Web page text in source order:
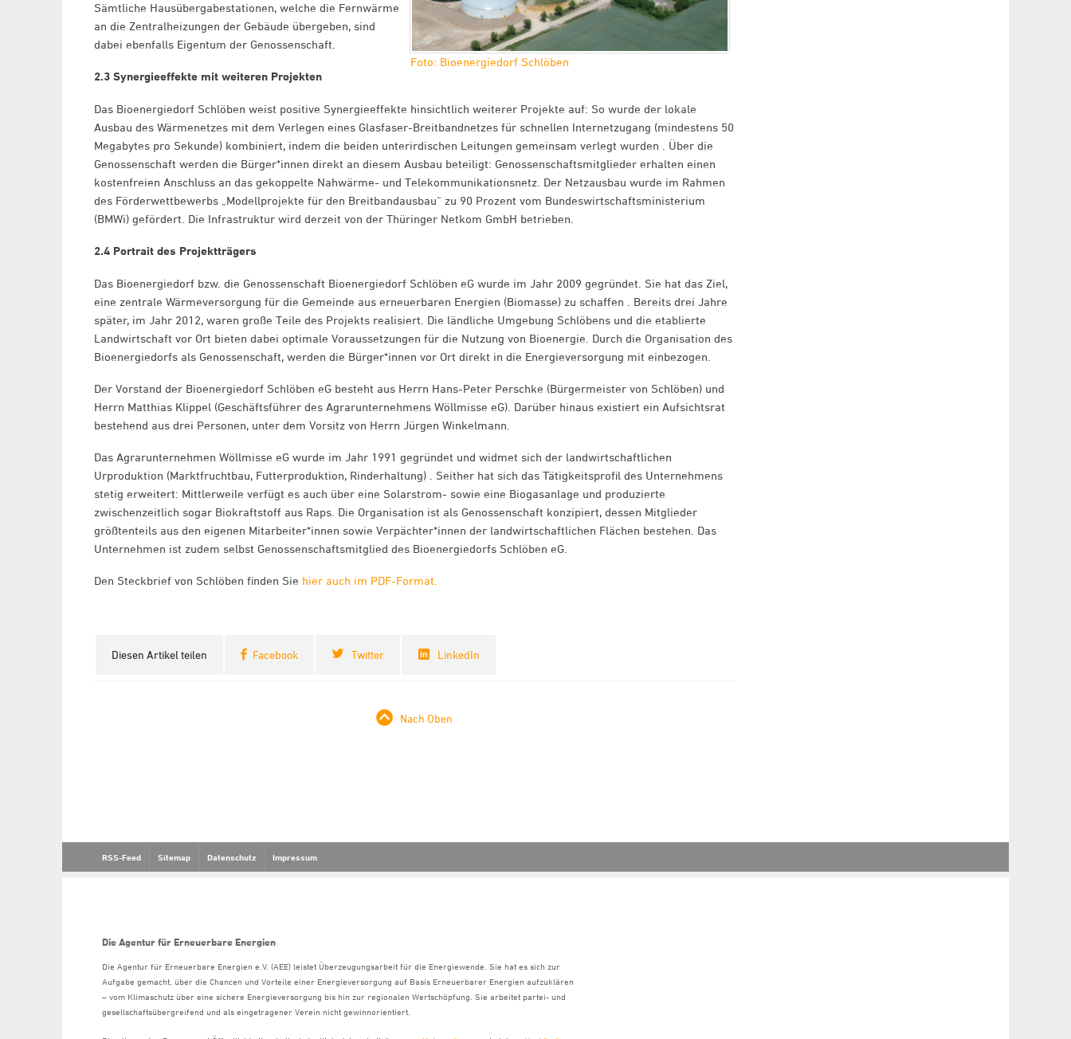
Foto: Bioenergiedorf Schlöben
Sämtliche Hausübergabestationen, welche die Fernwärme
an die Zentralheizungen der Gebäude übergeben, sind
dabei ebenfalls Eigentum der Genossenschaft.
2.3 Synergieeffekte mit weiteren Projekten
Das Bioenergiedorf Schlöben weist positive Synergieeffekte hinsichtlich weiterer Projekte auf: So wurde der lokale
Ausbau des Wärmenetzes mit dem Verlegen eines Glasfaser-Breitbandnetzes für schnellen Internetzugang (mindestens 50
Megabytes pro Sekunde) kombiniert, indem die beiden unterirdischen Leitungen gemeinsam verlegt wurden . Über die
Genossenschaft werden die Bürger*innen direkt an diesem Ausbau beteiligt: Genossenschaftsmitglieder erhalten einen
kostenfreien Anschluss an das gekoppelte Nahwärme- und Telekommunikationsnetz. Der Netzausbau wurde im Rahmen
des Förderwettbewerbs „Modellprojekte für den Breitbandausbau“ zu 90 Prozent vom Bundeswirtschaftsministerium
(BMWi) gefördert. Die Infrastruktur wird derzeit von der Thüringer Netkom GmbH betrieben.
2.4 Portrait des Projektträgers
Das Bioenergiedorf bzw. die Genossenschaft Bioenergiedorf Schlöben eG wurde im Jahr 2009 gegründet. Sie hat das Ziel,
eine zentrale Wärmeversorgung für die Gemeinde aus erneuerbaren Energien (Biomasse) zu schaffen . Bereits drei Jahre
später, im Jahr 2012, waren große Teile des Projekts realisiert. Die ländliche Umgebung Schlöbens und die etablierte
Landwirtschaft vor Ort bieten dabei optimale Voraussetzungen für die Nutzung von Bioenergie. Durch die Organisation des
Bioenergiedorfs als Genossenschaft, werden die Bürger*innen vor Ort direkt in die Energieversorgung mit einbezogen.
Der Vorstand der Bioenergiedorf Schlöben eG besteht aus Herrn Hans-Peter Perschke (Bürgermeister von Schlöben) und
Herrn Matthias Klippel (Geschäftsführer des Agrarunternehmens Wöllmisse eG). Darüber hinaus existiert ein Aufsichtsrat
bestehend aus drei Personen, unter dem Vorsitz von Herrn Jürgen Winkelmann.
Das Agrarunternehmen Wöllmisse eG wurde im Jahr 1991 gegründet und widmet sich der landwirtschaftlichen
Urproduktion (Marktfruchtbau, Futterproduktion, Rinderhaltung) . Seither hat sich das Tätigkeitsprofil des Unternehmens
stetig erweitert: Mittlerweile verfügt es auch über eine Solarstrom- sowie eine Biogasanlage und produzierte
zwischenzeitlich sogar Biokraftstoff aus Raps. Die Organisation ist als Genossenschaft konzipiert, dessen Mitglieder
größtenteils aus den eigenen Mitarbeiter*innen sowie Verpächter*innen der landwirtschaftlichen Flächen bestehen. Das
Unternehmen ist zudem selbst Genossenschaftsmitglied des Bioenergiedorfs Schlöben eG.
Den Steckbrief von Schlöben finden Sie hier auch im PDF-Format.
Diesen Artikel teilen Facebook Twitter LinkedIn
Nach Oben
RSS-Feed Sitemap Datenschutz Impressum
Die Agentur für Erneuerbare Energien
Die Agentur für Erneuerbare Energien e.V. (AEE) leistet Überzeugungsarbeit für die Energiewende. Sie hat es sich zur
Aufgabe gemacht, über die Chancen und Vorteile einer Energieversorgung auf Basis Erneuerbarer Energien aufzuklären
– vom Klimaschutz über eine sichere Energieversorgung bis hin zur regionalen Wertschöpfung. Sie arbeitet partei- und
gesellschaftsübergreifend und als eingetragener Verein nicht gewinnorientiert.